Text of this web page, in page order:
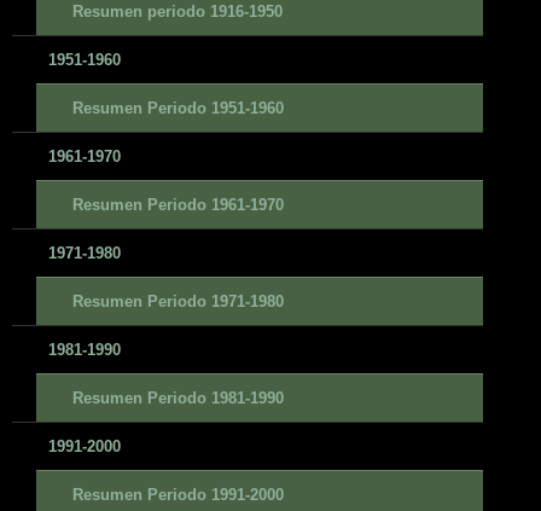
Resumen periodo 1916-1950
1951-1960
Resumen Periodo 1951-1960
1961-1970
Resumen Periodo 1961-1970
1971-1980
Resumen Periodo 1971-1980
1981-1990
Resumen Periodo 1981-1990
1991-2000
Resumen Periodo 1991-2000